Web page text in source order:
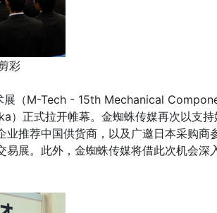
彩
（M-Tech - 15th Mechanical
正式拉开帷幕。金蜘蛛传媒再次以支持
推荐中国供货商，以及广邀日本采购商
展。此外，金蜘蛛传媒将借此次机会深